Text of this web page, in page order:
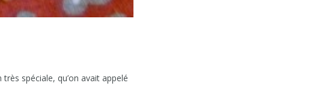
spéciale, qu’on avait appelé